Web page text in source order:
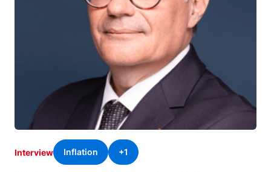
Interview Inflation +1